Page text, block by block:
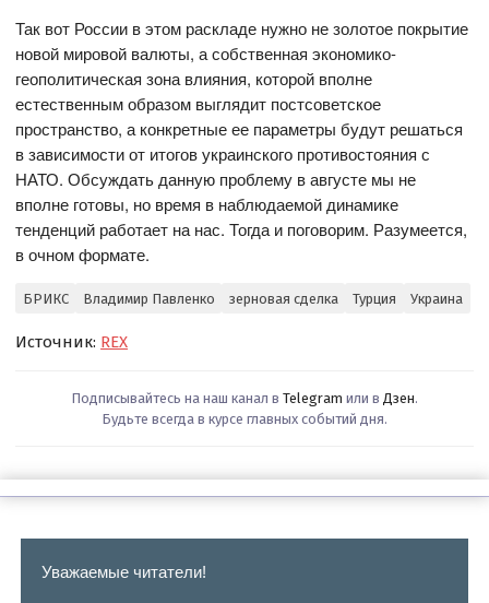
Так вот России в этом раскладе нужно не золотое покрытие
новой мировой валюты, а собственная экономико-
геополитическая зона влияния, которой вполне
естественным образом выглядит постсоветское
пространство, а конкретные ее параметры будут решаться
в зависимости от итогов украинского противостояния с
НАТО. Обсуждать данную проблему в августе мы не
вполне готовы, но время в наблюдаемой динамике
тенденций работает на нас. Тогда и поговорим. Разумеется,
в очном формате.
БРИКС Владимир Павленко зерновая сделка Турция Украина
Источник: REX
Подписывайтесь на наш канал в Telegram или в Дзен.
Будьте всегда в курсе главных событий дня.
Уважаемые читатели!